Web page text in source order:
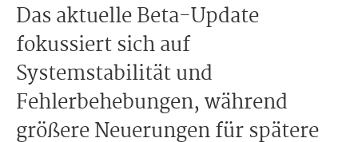
Das aktuelle Beta-Update
fokussiert sich auf
Systemstabilität und
Fehlerbehebungen, während
größere Neuerungen für spätere